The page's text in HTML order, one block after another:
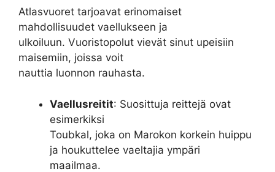
Atlasvuoret tarjoavat erinomaiset
mahdollisuudet vaellukseen ja
ulkoiluun. Vuoristopolut vievät sinut upeisiin
maisemiin, joissa voit
nauttia luonnon rauhasta.
Vaellusreitit: Suosittuja reittejä ovat
esimerkiksi
Toubkal, joka on Marokon korkein huippu
ja houkuttelee vaeltajia ympäri
maailmaa.